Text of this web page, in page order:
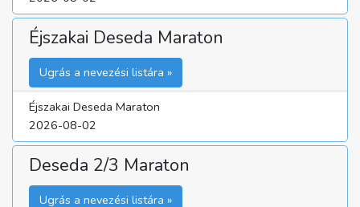
Éjszakai Deseda Maraton
Ugrás a nevezési listára »
Éjszakai Deseda Maraton
2026-08-02
Deseda 2/3 Maraton
Ugrás a nevezési listára »